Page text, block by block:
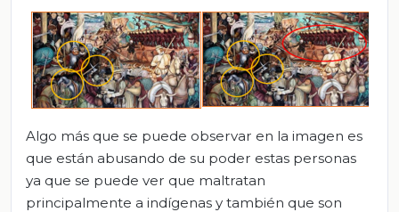
Algo más que se puede observar en la imagen es
que están abusando de su poder estas personas
ya que se puede ver que maltratan
principalmente a indígenas y también que son